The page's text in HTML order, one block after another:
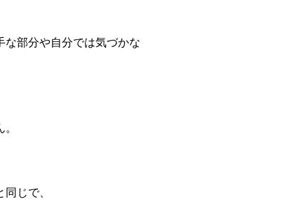
な部分や自分では気づかな
じで、